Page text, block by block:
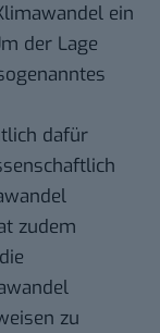
ein
der Lage
dafür
zudem
zu